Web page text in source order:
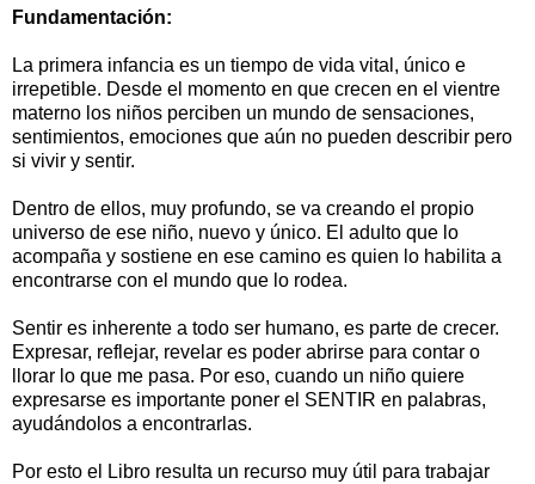
Fundamentación:
La primera infancia es un tiempo de vida vital, único e
irrepetible. Desde el momento en que crecen en el vientre
materno los niños perciben un mundo de sensaciones,
sentimientos, emociones que aún no pueden describir pero
si vivir y sentir.
Dentro de ellos, muy profundo, se va creando el propio
universo de ese niño, nuevo y único. El adulto que lo
acompaña y sostiene en ese camino es quien lo habilita a
encontrarse con el mundo que lo rodea.
Sentir es inherente a todo ser humano, es parte de crecer.
Expresar, reflejar, revelar es poder abrirse para contar o
llorar lo que me pasa. Por eso, cuando un niño quiere
expresarse es importante poner el SENTIR en palabras,
ayudándolos a encontrarlas.
Por esto el Libro resulta un recurso muy útil para trabajar